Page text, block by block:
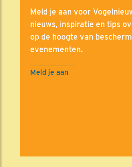
Meld je aan voor
nieuws, inspiratie en tips
op de hoogte van
evenementen.
Meld je aan